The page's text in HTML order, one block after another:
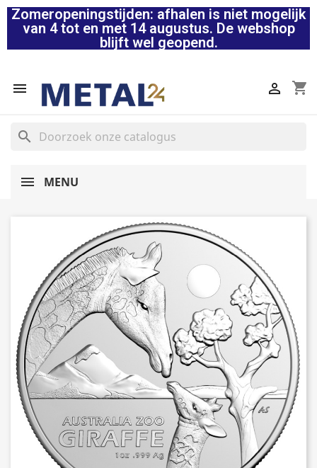
Zomeropeningstijden: afhalen is niet mogelijk
van 4 tot en met 14 augustus. De webshop
blijft wel geopend.
 shopping_cart

search
MENU